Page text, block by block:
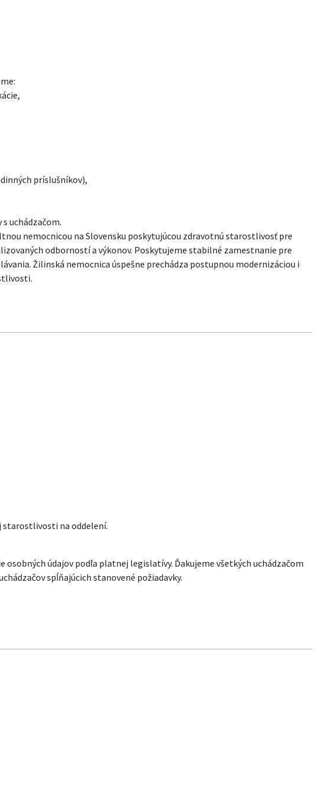
príslušníkov),
uchádzačom.
nemocnicou na Slovensku poskytujúcou zdravotnú starostlivosť pre
odborností a výkonov. Poskytujeme stabilné zamestnanie pre
Žilinská nemocnica úspešne prechádza postupnou modernizáciou i
starostlivosti na oddelení.
údajov podľa platnej legislatívy. Ďakujeme všetkých uchádzačom
spĺňajúcich stanovené požiadavky.